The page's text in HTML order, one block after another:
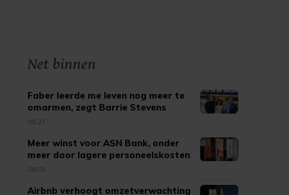
Net binnen
Faber leerde me leven nog meer te
omarmen, zegt Barrie Stevens
08:27
Meer winst voor ASN Bank, onder
meer door lagere personeelskosten
08:05
Airbnb verhoogt omzetverwachting